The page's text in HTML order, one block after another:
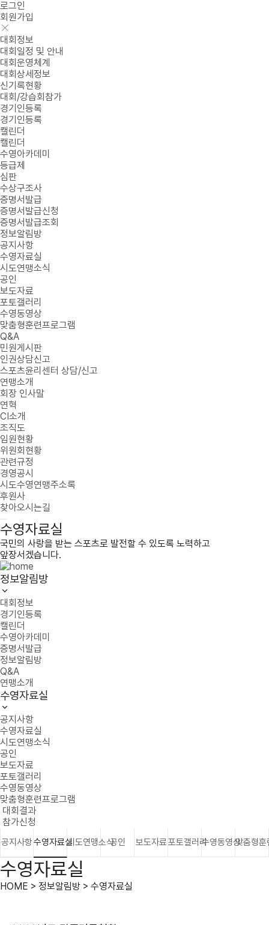
로그인
회원가입
대회정보
대회일정 및 안내
대회운영체계
대회상세정보
신기록현황
대회/강습회참가
경기인등록
경기인등록
캘린더
캘린더
수영아카데미
등급제
심판
수상구조사
증명서발급
증명서발급신청
증명서발급조회
정보알림방
공지사항
수영자료실
시도연맹소식
공인
보도자료
포토갤러리
수영동영상
맞춤형훈련프로그램
Q&A
민원게시판
인권상담신고
스포츠윤리센터 상담/신고
연맹소개
회장 인사말
연혁
CI소개
조직도
임원현황
위원회현황
관련규정
경영공시
시도수영연맹주소록
후원사
찾아오시는길
수영자료실
국민의 사랑을 받는 스포츠로 발전할 수 있도록 노력하고
앞장서겠습니다.
정보알림방
대회정보
경기인등록
캘린더
수영아카데미
증명서발급
정보알림방
Q&A
연맹소개
수영자료실
공지사항
수영자료실
시도연맹소식
공인
보도자료
포토갤러리
수영동영상
맞춤형훈련프로그램
대회결과
참가신청
공지사항수영자료실시도연맹소식공인 보도자료포토갤러리수영동영상맞춤형훈
수영자료실
HOME > 정보알림방 > 수영자료실